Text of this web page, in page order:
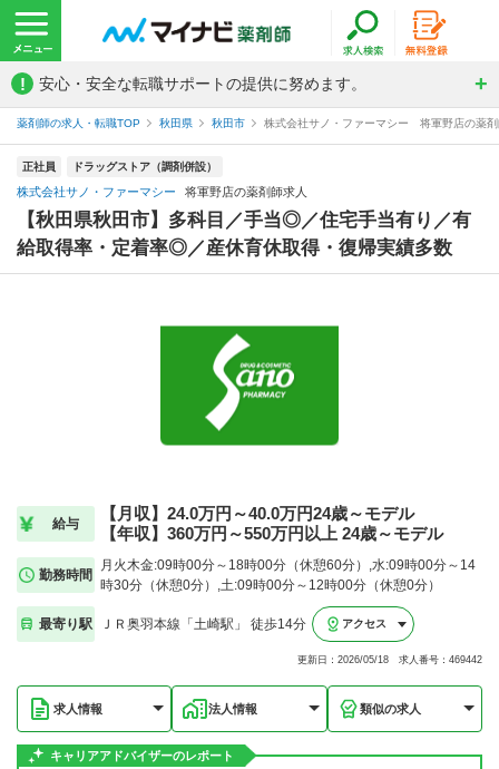
! 安心・安全な転職サポートの提供に努めます。
薬剤師の求人・転職TOP 秋田県 秋田市 株式会社サノ・ファーマシー 将軍野店の薬
正社員 ドラッグストア（調剤併設）
株式会社サノ・ファーマシー 将軍野店の薬剤師求人
【秋田県秋田市】多科目／手当◎／住宅手当有り／有
給取得率・定着率◎／産休育休取得・復帰実績多数
給与
【月収】24.0万円～40.0万円24歳～モデル
【年収】360万円～550万円以上 24歳～モデル
勤務時間
月火木金:09時00分～18時00分（休憩60分）,水:09時00分～14
時30分（休憩0分）,土:09時00分～12時00分（休憩0分）
最寄り駅 ＪＲ奥羽本線「土崎駅」 徒歩14分 アクセス
更新日：2026/05/18 求人番号：469442
求人情報 法人情報 類似の求人
キャリアアドバイザーのレポート